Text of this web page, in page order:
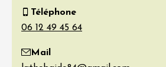
Téléphone
Mail